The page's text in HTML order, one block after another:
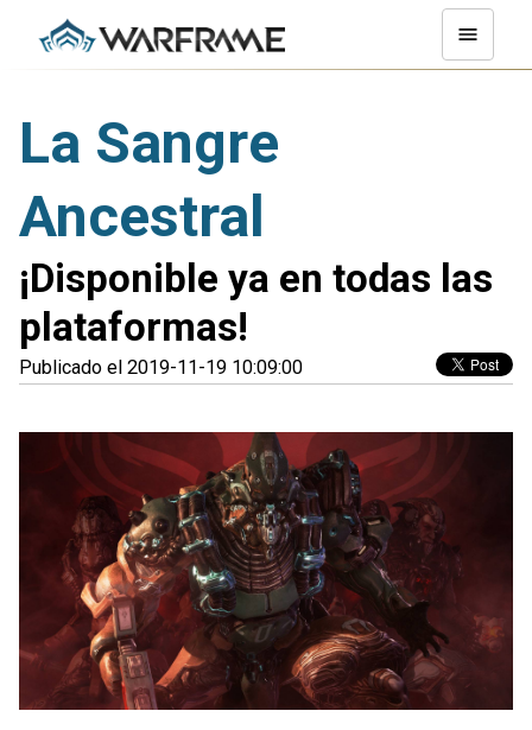
La Sangre
Ancestral
¡Disponible ya en todas las
plataformas!
Publicado el 2019-11-19 10:09:00